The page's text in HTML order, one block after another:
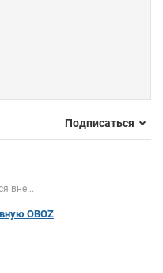
Подписаться
вне...
OBOZ